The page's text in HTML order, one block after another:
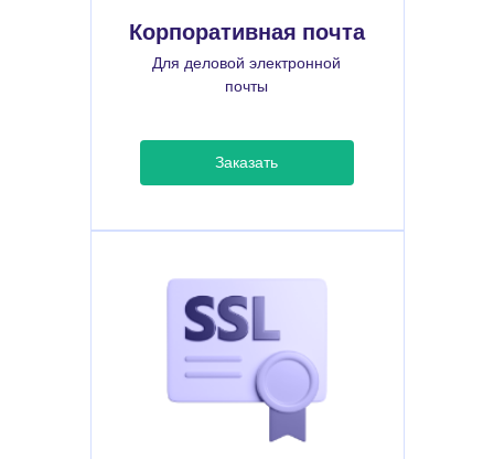
Корпоративная почта
Для деловой электронной
почты
Заказать